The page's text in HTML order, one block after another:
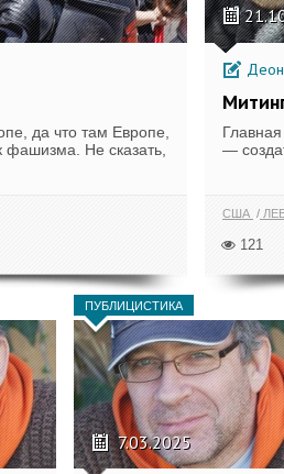
да что там Европе,
фашизма. Не сказать,
—
США
121
ПУБЛИЦИСТИКА
7.03.2025